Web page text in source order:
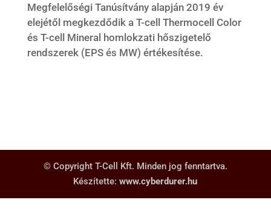
Megfelelőségi Tanúsítvány alapján 2019 év
elejétől megkezdődik a T-cell Thermocell Color
és T-cell Mineral homlokzati hőszigetelő
rendszerek (EPS és MW) értékesítése.
© Copyright T-Cell Kft. Minden jog fenntartva.
Készítette:www.cyberdurer.hu